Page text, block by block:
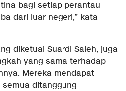
bagi setiap perantau
dari luar negeri,” kata
diketuai Suardi Saleh, juga
yang sama terhadap
Mereka mendapat
semua ditanggung